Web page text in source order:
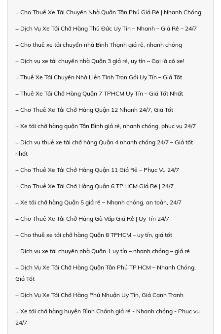
+ Cho Thuê Xe Tải Chuyển Nhà Quận Tân Phú Giá Rẻ | Nhanh Chóng
+ Dịch Vụ Xe Tải Chở Hàng Thủ Đức Uy Tín – Nhanh – Giá Rẻ – 24/7
+ Cho thuê xe tải chuyển nhà Bình Thạnh giá rẻ, nhanh chóng
+ Dịch vụ xe tải chuyển nhà Quận 3 giá rẻ, uy tín – Gọi là có xe!
+ Thuê Xe Tải Chuyển Nhà Liên Tỉnh Trọn Gói Uy Tín – Giá Tốt
+ Thuê Xe Tải Chở Hàng Quận 7 TPHCM Uy Tín – Giá Tốt Nhất
+ Cho Thuê Xe Tải Chở Hàng Quận 12 Nhanh 24/7, Giá Tốt
+ Xe tải chở hàng quận Tân Bình giá rẻ, nhanh chóng, phục vụ 24/7
+ Dịch vụ thuê xe tải chở hàng Quận 4 nhanh chóng 24/7 – Giá tốt
nhất
+ Cho Thuê Xe Tải Chở Hàng Quận 11 Giá Rẻ – Phục Vụ 24/7
+ Cho Thuê Xe Tải Chở Hàng Quận 6 TP.HCM Giá Rẻ | 24/7
+ Xe tải chở hàng Quận 5 giá rẻ – Nhanh chóng, an toàn, 24/7
+ Cho Thuê Xe Tải Chở Hàng Gò Vấp Giá Rẻ | Uy Tín 24/7
+ Cho thuê xe tải chở hàng Quận 8 TPHCM – uy tín, giá tốt
+ Dịch vụ xe tải chuyển nhà Quận 1 uy tín – nhanh chóng – giá rẻ
+ Dịch Vụ Xe Tải Chở Hàng Quận Tân Phú TP.HCM – Nhanh Chóng,
Giá Tốt
+ Dịch Vụ Xe Tải Chở Hàng Phú Nhuận Uy Tín, Giá Cạnh Tranh
+ Xe tải chở hàng huyện Bình Chánh giá rẻ - Nhanh chóng - Phục vụ
24/7